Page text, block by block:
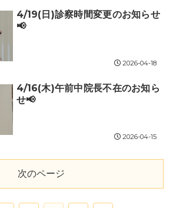
4/19(日)診察時間変更のお知らせ
📢
2026-04-18
4/16(木)午前中院長不在のお知ら
せ📢
2026-04-15
次のページ